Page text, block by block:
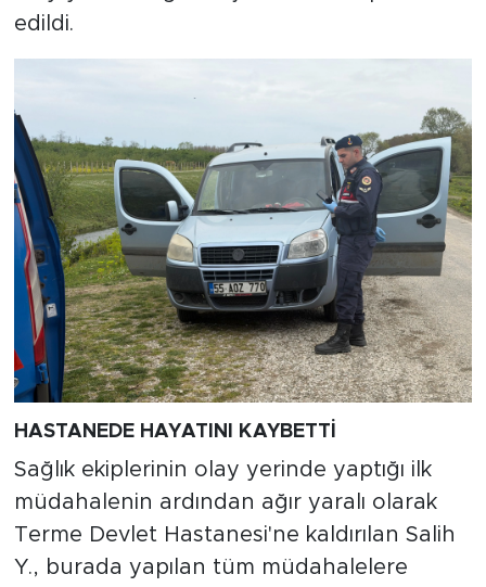
edildi.
HASTANEDE HAYATINI KAYBETTİ
Sağlık ekiplerinin olay yerinde yaptığı ilk
müdahalenin ardından ağır yaralı olarak
Terme Devlet Hastanesi'ne kaldırılan Salih
Y., burada yapılan tüm müdahalelere